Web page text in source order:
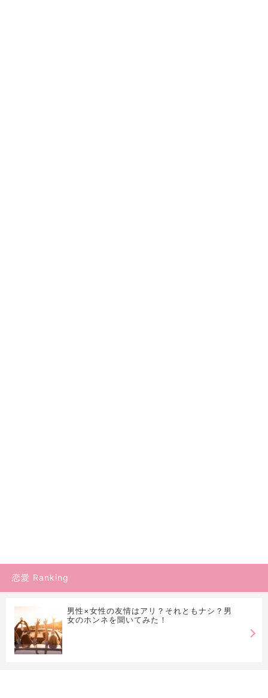
恋愛 Ranking
男性×女性の友情はアリ？それともナシ？男
女のホンネを聞いてみた！